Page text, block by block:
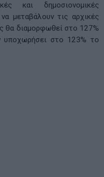
και δημοσιονομικές
μεταβάλουν τις αρχικές
θα διαμορφωθεί στο 127%
στο 123% το